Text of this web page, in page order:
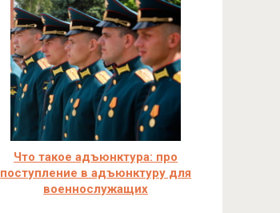
Что такое адъюнктура: про
поступление в адъюнктуру для
военнослужащих